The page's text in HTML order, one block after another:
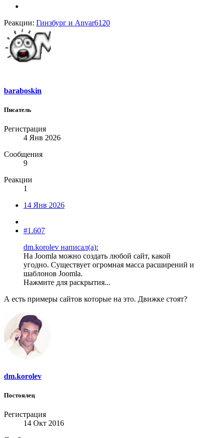
Реакции: Гинзбург и Anvar6120
baraboskin
Писатель
Регистрация
4 Янв 2026
Сообщения
9
Реакции
1
14 Янв 2026
#1.607
dm.korolev написал(а):
На Joomla можно создать любой сайт, какой
угодно. Существует огромная масса расширений и
шаблонов Joomla.
Нажмите для раскрытия...
А есть примеры сайтов которые на это. Движке стоят?
dm.korolev
Постоялец
Регистрация
14 Окт 2016